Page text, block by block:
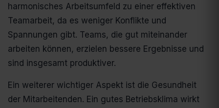
harmonisches Arbeitsumfeld zu einer effektiven
Teamarbeit, da es weniger Konflikte und
Spannungen gibt. Teams, die gut miteinander
arbeiten können, erzielen bessere Ergebnisse und
sind insgesamt produktiver.
Ein weiterer wichtiger Aspekt ist die Gesundheit
der Mitarbeitenden. Ein gutes Betriebsklima wirkt